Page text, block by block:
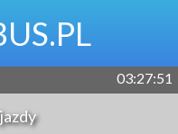
03:27:51